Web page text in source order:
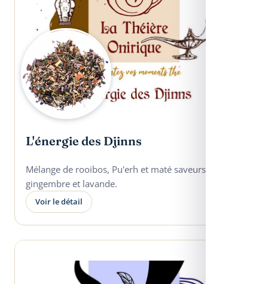
L'énergie des Djinns
Mélange de rooibos, Pu'erh et maté saveurs
gingembre et lavande.
Voir le détail